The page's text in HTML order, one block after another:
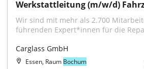
Werkstattleitung (m/w/d)
Wir sind mit mehr als 2.700
führenden Expert*innen für die
Carglass GmbH
Essen, Raum Bochum